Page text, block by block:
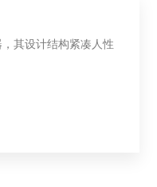
其设计结构紧凑人性